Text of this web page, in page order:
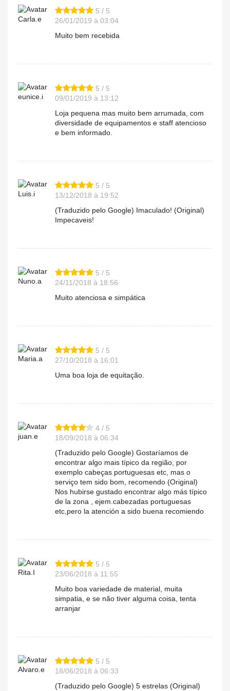
Carla.e
5 / 5
26/01/2019 à 03:04
Muito bem recebida
eunice.i
5 / 5
09/01/2019 à 13:12
Loja pequena mas muito bem arrumada, com
diversidade de equipamentos e staff atencioso
e bem informado.
Luis.i
5 / 5
13/12/2018 à 19:52
(Traduzido pelo Google) Imaculado! (Original)
Impecaveis!
Nuno.a
5 / 5
24/11/2018 à 18:56
Muito atenciosa e simpática
Maria.a
5 / 5
27/10/2018 à 16:01
Uma boa loja de equitação.
juan.e
4 / 5
18/09/2018 à 06:34
(Traduzido pelo Google) Gostaríamos de
encontrar algo mais típico da região, por
exemplo cabeças portuguesas etc, mas o
serviço tem sido bom, recomendo (Original)
Nos hubirse gustado encontrar algo más típico
de la zona , ejem.cabezadas portuguesas
etc,pero la atención a sido buena recomiendo
Rita.I
5 / 5
23/06/2018 à 11:55
Muito boa variedade de material, muita
simpatia, e se não tiver alguma coisa, tenta
arranjar
Alvaro.e
5 / 5
18/06/2018 à 06:33
(Traduzido pelo Google) 5 estrelas (Original)